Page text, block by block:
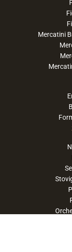
Mercatini